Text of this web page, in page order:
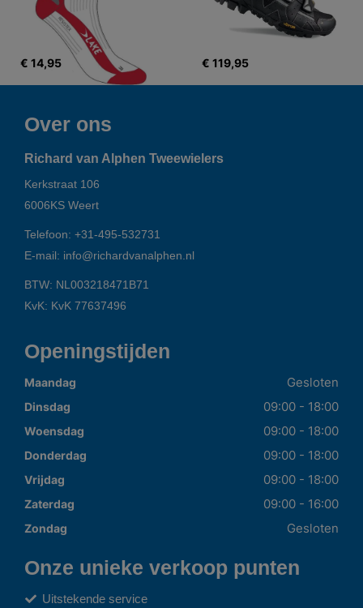
€ 14,95 € 119,95
Over ons
Richard van Alphen Tweewielers
Kerkstraat 106
6006KS Weert
Telefoon: +31-495-532731
E-mail: info@richardvanalphen.nl
BTW: NL003218471B71
KvK: KvK 77637496
Openingstijden
Maandag Gesloten
Dinsdag 09:00 - 18:00
Woensdag 09:00 - 18:00
Donderdag 09:00 - 18:00
Vrijdag 09:00 - 18:00
Zaterdag 09:00 - 16:00
Zondag Gesloten
Onze unieke verkoop punten
Uitstekende service